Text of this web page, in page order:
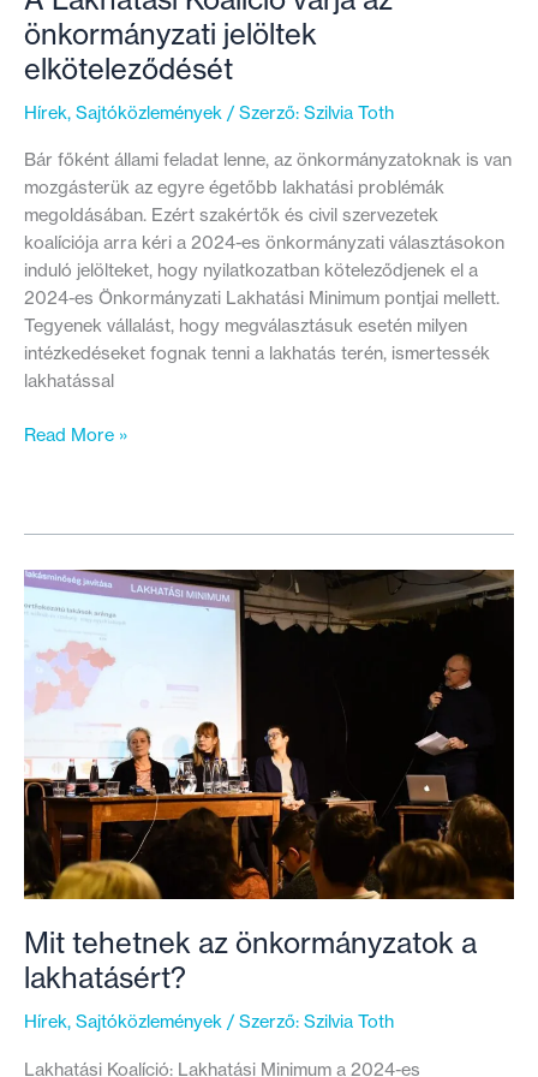
önkormányzati jelöltek
elköteleződését
Hírek, Sajtóközlemények / Szerző: Szilvia Toth
Bár főként állami feladat lenne, az önkormányzatoknak is van
mozgásterük az egyre égetőbb lakhatási problémák
megoldásában. Ezért szakértők és civil szervezetek
koalíciója arra kéri a 2024-es önkormányzati választásokon
induló jelölteket, hogy nyilatkozatban köteleződjenek el a
2024-es Önkormányzati Lakhatási Minimum pontjai mellett.
Tegyenek vállalást, hogy megválasztásuk esetén milyen
intézkedéseket fognak tenni a lakhatás terén, ismertessék
lakhatással
A
önkormányzati
jelöltek
elköteleződését
Read More »
Mit tehetnek az önkormányzatok a
lakhatásért?
Hírek, Sajtóközlemények / Szerző: Szilvia Toth
Lakhatási Koalíció: Lakhatási Minimum a 2024-es